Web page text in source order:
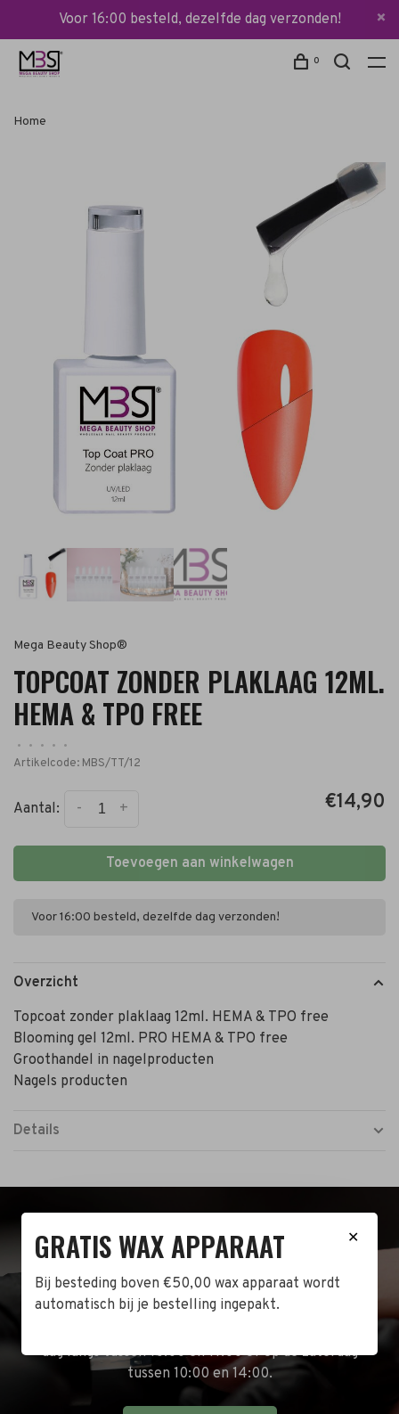
Voor 16:00 besteld, dezelfde dag verzonden!
0
Home
Mega Beauty Shop®
TOPCOAT ZONDER PLAKLAAG 12ML.
HEMA & TPO FREE
• • • •
•
Artikelcode: MBS/TT/12
Aantal: +
- €14,90
Toevoegen aan winkelwagen
Voor 16:00 besteld, dezelfde dag verzonden!
Overzicht
Topcoat zonder plaklaag 12ml. HEMA & TPO free
Blooming gel 12ml. PRO HEMA & TPO free
Groothandel in nagelproducten
Nagels producten
Details
BEZOEK DE WINKEL!
Naast de online shop hebben wij ook een fysieke
winkel in Zwijndrecht! Het adres is: Antoni van
dag langs tussen 10:00 en 17:00 of op de zaterdag
tussen 10:00 en 14:00.
✕
GRATIS WAX APPARAAT
Bij besteding boven €50,00 wax apparaat wordt
automatisch bij je bestelling ingepakt.